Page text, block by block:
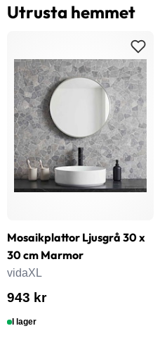
Utrusta hemmet
Mosaikplattor Ljusgrå 30 x
30 cm Marmor
vidaXL
943 kr
I lager